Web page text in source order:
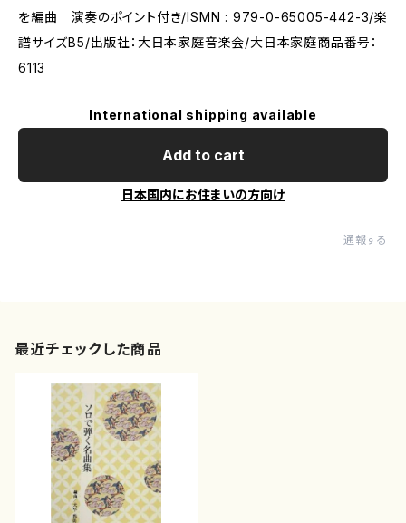
を編曲 演奏のポイント付き/ISMN : 979-0-65005-442-3/楽
譜サイズB5/出版社：大日本家庭音楽会/大日本家庭商品番号：
6113
International shipping available
Add to cart
日本国内にお住まいの方向け
通報する
最近チェックした商品